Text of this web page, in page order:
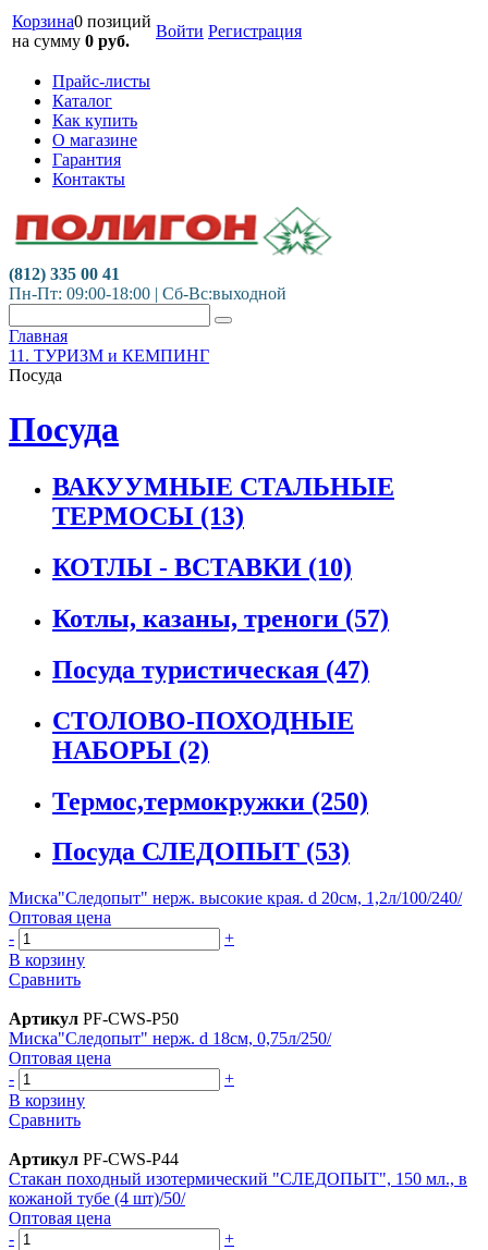
Корзина0 позиций
на сумму 0 руб.
Войти Регистрация
Прайс-листы
Каталог
Как купить
О магазине
Гарантия
Контакты
(812) 335 00 41
Пн-Пт: 09:00-18:00 | Сб-Вс:выходной
Главная
11. ТУРИЗМ и КЕМПИНГ
Посуда
Посуда
ВАКУУМНЫЕ СТАЛЬНЫЕ
ТЕРМОСЫ (13)
КОТЛЫ - ВСТАВКИ (10)
Котлы, казаны, треноги (57)
Посуда туристическая (47)
СТОЛОВО-ПОХОДНЫЕ
НАБОРЫ (2)
Термос,термокружки (250)
Посуда СЛЕДОПЫТ (53)
Миска"Следопыт" нерж. высокие края. d 20см, 1,2л/100/240/
Оптовая цена
-
+
В корзину
Сравнить
Артикул PF-CWS-P50
Миска"Следопыт" нерж. d 18см, 0,75л/250/
Оптовая цена
-
+
В корзину
Сравнить
Артикул PF-CWS-P44
Стакан походный изотермический "СЛЕДОПЫТ", 150 мл., в
кожаной тубе (4 шт)/50/
Оптовая цена
-
+